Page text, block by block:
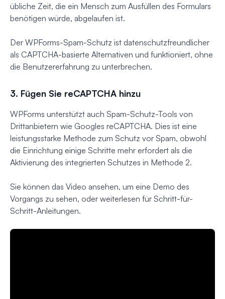
übliche Zeit, die ein Mensch zum Ausfüllen des Formulars
benötigen würde, abgelaufen ist.
Der WPForms-Spam-Schutz ist datenschutzfreundlicher
als CAPTCHA-basierte Alternativen und funktioniert, ohne
die Benutzererfahrung zu unterbrechen.
3. Fügen Sie reCAPTCHA hinzu
WPForms unterstützt auch Spam-Schutz-Tools von
Drittanbietern wie Googles reCAPTCHA. Dies ist eine
leistungsstarke Methode zum Schutz vor Spam, obwohl
die Einrichtung einige Schritte mehr erfordert als die
Aktivierung des integrierten Schutzes in Methode 2.
Sie können das Video ansehen, um eine Demo des
Vorgangs zu sehen, oder weiterlesen für Schritt-für-
Schritt-Anleitungen.